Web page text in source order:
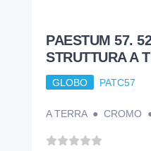
PAESTUM 57.
STRUTTURA A
GLOBO PATC57
A TERRA ● CROMO